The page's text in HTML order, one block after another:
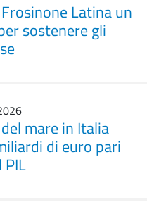
Latina un
sostenere gli
mare in Italia
di euro pari
PIL